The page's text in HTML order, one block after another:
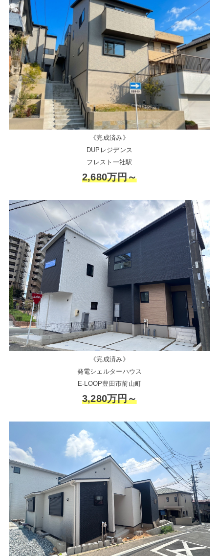
《完成済み》
DUPレジデンス
フレスト一社駅
2,680万円～
《完成済み》
発電シェルターハウス
E-LOOP豊田市前山町
3,280万円～